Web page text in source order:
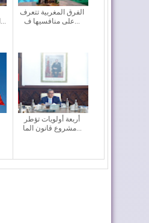
العالم في جذب الاست...
الفرق المغربية تتعرف
على منافسيها ف...
أربعة أولويات تؤطر
مشروع قانون الما...